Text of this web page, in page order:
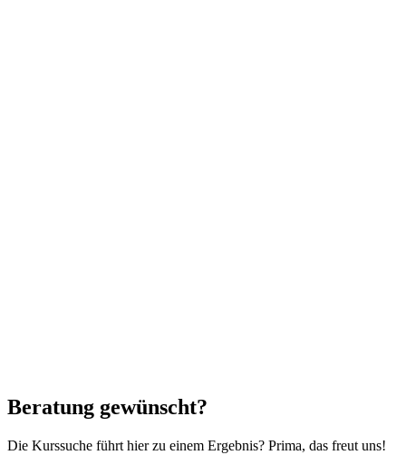
Beratung gewünscht?
Die Kurssuche führt hier zu einem Ergebnis? Prima, das freut uns!